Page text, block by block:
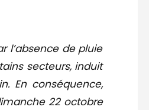
l’absence de pluie
secteurs, induit
En conséquence,
22 octobre